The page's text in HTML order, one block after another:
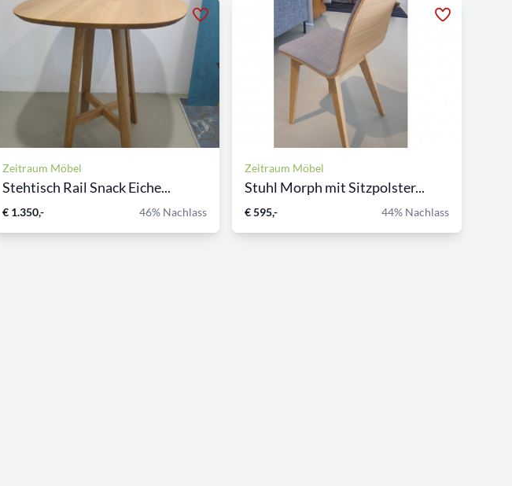
Zeitraum Möbel
Stehtisch Rail Snack Eiche...
€ 1.350,- 46% Nachlass
Zeitraum Möbel
Stuhl Morph mit Sitzpolster...
€ 595,- 44% Nachlass